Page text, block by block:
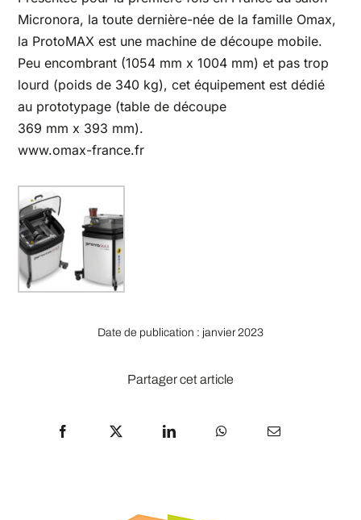
Micronora, la toute dernière-née de la famille Omax,
la ProtoMAX est une machine de découpe mobile.
Peu encombrant (1054 mm x 1004 mm) et pas trop
lourd (poids de 340 kg), cet équipement est dédié
au prototypage (table de découpe
369 mm x 393 mm).
www.omax-france.fr
Date de publication : janvier 2023
Partager cet article